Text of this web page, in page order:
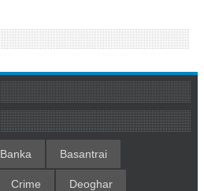
Banka Basantrai
Crime Deoghar